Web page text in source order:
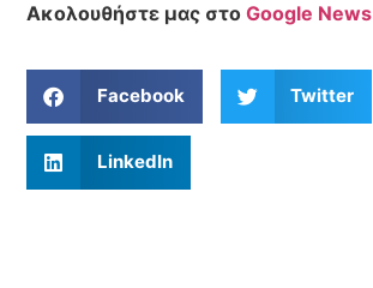
Ακολουθήστε μας στοGoogle News
Facebook Twitter
LinkedIn